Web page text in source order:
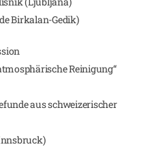
Gedik)
Reinigung“
aus schweizerischer